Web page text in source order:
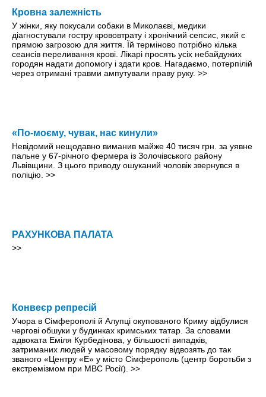
Кровна залежність
У жінки, яку покусали собаки в Миколаєві, медики
діагностували гостру крововтрату і хронічний сепсис, який є
прямою загрозою для життя. Їй терміново потрібно кілька
сеансів переливання крові. Лікарі просять усіх небайдужих
городян надати допомогу і здати кров. Нагадаємо, потерпілій
через отримані травми ампутували праву руку. >>
«По-моєму, чувак, нас кинули»
Невідомий нещодавно виманив майже 40 тисяч грн. за уявне
пальне у 67-річного фермера із Золочівського району
Львівщини. З цього приводу ошуканий чоловік звернувся в
поліцію. >>
РАХУНКОВА ПАЛАТА
>>
Конвеєр репресій
Учора в Сімферополі й Алупці окупованого Криму відбулися
чергові обшуки у будинках кримських татар. За словами
адвоката Еміля Курбедінова, у більшості випадків,
затриманих людей у масовому порядку відвозять до так
званого «Центру «Е» у місто Сімферополь (центр боротьби з
екстремізмом при МВС Росії). >>